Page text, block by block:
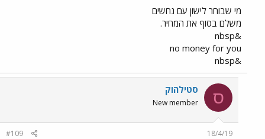
מי שבוחר לישון עם נחשים
משלם בסוף את המחיר.
&nbsp
no money for you
&nbsp
ס סטילהוק
New member
18/4/19
#109